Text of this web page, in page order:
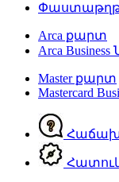
Arca քարտ
Arca Business
Master քարտ
Mastercard
Հաճախ